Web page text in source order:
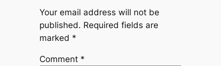
Your email address will not be
published. Required fields are
marked *
Comment *